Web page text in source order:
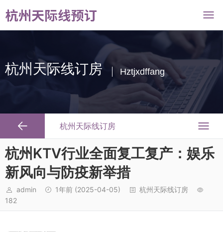
杭州天际线订房 Hztjxdffang
杭州天际线订房
杭州KTV行业全面复工复产：娱乐
新风向与防疫新举措
admin 1年前 (2025-04-05)
杭州天际线订房
182